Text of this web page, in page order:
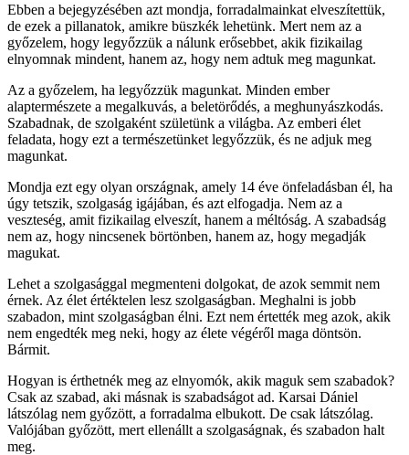
Ebben a bejegyzésében azt mondja, forradalmainkat elveszítettük,
de ezek a pillanatok, amikre büszkék lehetünk. Mert nem az a
győzelem, hogy legyőzzük a nálunk erősebbet, akik fizikailag
elnyomnak mindent, hanem az, hogy nem adtuk meg magunkat.
Az a győzelem, ha legyőzzük magunkat. Minden ember
alaptermészete a megalkuvás, a beletörődés, a meghunyászkodás.
Szabadnak, de szolgaként születünk a világba. Az emberi élet
feladata, hogy ezt a természetünket legyőzzük, és ne adjuk meg
magunkat.
Mondja ezt egy olyan országnak, amely 14 éve önfeladásban él, ha
úgy tetszik, szolgaság igájában, és azt elfogadja. Nem az a
veszteség, amit fizikailag elveszít, hanem a méltóság. A szabadság
nem az, hogy nincsenek börtönben, hanem az, hogy megadják
magukat.
Lehet a szolgasággal megmenteni dolgokat, de azok semmit nem
érnek. Az élet értéktelen lesz szolgaságban. Meghalni is jobb
szabadon, mint szolgaságban élni. Ezt nem értették meg azok, akik
nem engedték meg neki, hogy az élete végéről maga döntsön.
Bármit.
Hogyan is érthetnék meg az elnyomók, akik maguk sem szabadok?
Csak az szabad, aki másnak is szabadságot ad. Karsai Dániel
látszólag nem győzött, a forradalma elbukott. De csak látszólag.
Valójában győzött, mert ellenállt a szolgaságnak, és szabadon halt
meg.